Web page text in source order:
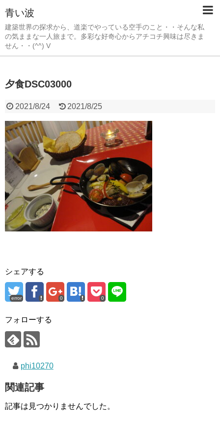
青い波
建築世界の探求から、道楽でやっている空手のこと・・そんな私
の気ままな一人旅まで。多彩な好奇心からアチコチ興味は尽きま
せん・・(^^) V
夕食DSC03000
2021/8/24 2021/8/25
シェアする
error 0 0
フォローする
phi10270
関連記事
記事は見つかりませんでした。